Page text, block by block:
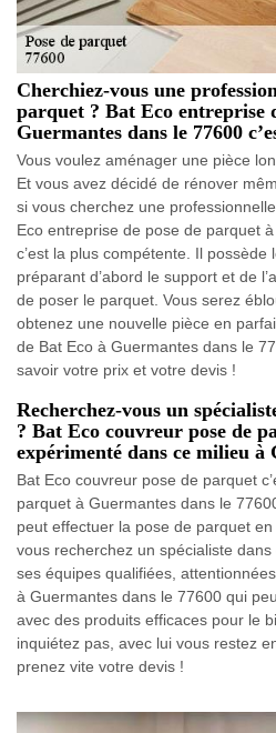
Cherchiez-vous une
parquet ? Bat Eco entreprise
Guermantes dans le 77600
Vous voulez aménager une pièce
Et vous avez décidé de rénover
si vous cherchez une
Eco entreprise de pose de parquet
c’est la plus compétente. Il possède
préparant d’abord le support et de
de poser le parquet. Vous serez
obtenez une nouvelle pièce en
de Bat Eco à Guermantes dans le
savoir votre prix et votre devis !
Recherchez-vous un
? Bat Eco couvreur pose de
expérimenté dans ce milieu à
Bat Eco couvreur pose de parquet
parquet à Guermantes dans le
peut effectuer la pose de parquet
vous recherchez un spécialiste
ses équipes qualifiées,
à Guermantes dans le 77600 qui
avec des produits efficaces pour le
inquiétez pas, avec lui vous restez
prenez vite votre devis !